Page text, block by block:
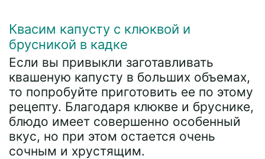
Квасим капусту с клюквой и
брусникой в кадке
Если вы привыкли заготавливать
квашеную капусту в больших объемах,
то попробуйте приготовить ее по этому
рецепту. Благодаря клюкве и бруснике,
блюдо имеет совершенно особенный
вкус, но при этом остается очень
сочным и хрустящим.